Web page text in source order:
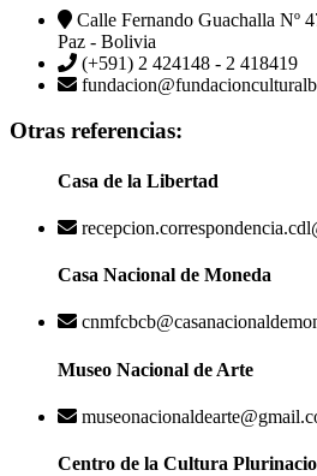
Calle Fernando Guachalla Nº
Paz - Bolivia
(+591) 2 424148 - 2 418419
Otras referencias:
Casa de la Libertad
Casa Nacional de Moneda
Museo Nacional de Arte
Centro de la Cultura